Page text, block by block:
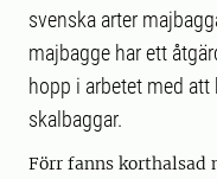
svenska arter
majbagge har ett
hopp i arbetet med att
skalbaggar.
Förr fanns korthalsad